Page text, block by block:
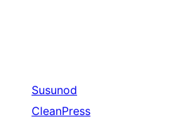
Susunod
CleanPress